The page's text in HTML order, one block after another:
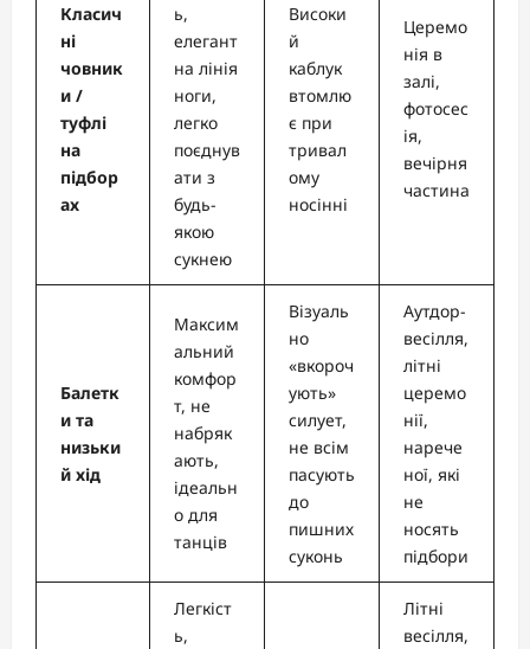
Класич
ні
човник
и /
туфлі
на
підбор
ах
ь,
елегант
на лінія
ноги,
легко
поєднув
ати з
будь-
якою
сукнею
Високи
й
каблук
втомлю
є при
тривал
ому
носінні
Церемо
нія в
залі,
фотосес
ія,
вечірня
частина
Балетк
и та
низьки
й хід
Максим
альний
комфор
т, не
набряк
ають,
ідеальн
о для
танців
Візуаль
но
«вкороч
ують»
силует,
не всім
пасують
до
пишних
суконь
Аутдор-
весілля,
літні
церемо
нії,
нарече
ної, які
не
носять
підбори
Легкіст
ь,
Літні
весілля,